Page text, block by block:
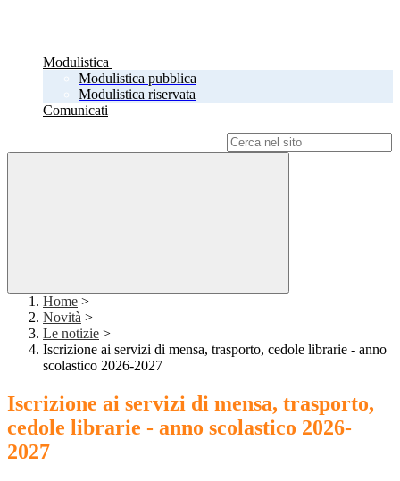
Modulistica
Modulistica pubblica
Modulistica riservata
Comunicati
Home >
Novità >
Le notizie >
Iscrizione ai servizi di mensa, trasporto, cedole librarie - anno
scolastico 2026-2027
Iscrizione ai servizi di mensa, trasporto,
cedole librarie - anno scolastico 2026-
2027